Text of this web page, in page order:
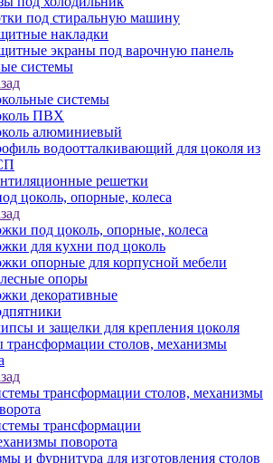
под стиральную машину
накладки
экраны под варочную панель
системы
системы
ПВХ
алюминиевый
водоотталкивающий для цоколя из
решетки
цоколь, опорные, колеса
под цоколь, опорные, колеса
для кухни под цоколь
опорные для корпусной мебели
опоры
декоративные
и защелки для крепления цоколя
трансформации столов, механизмы
трансформации столов, механизмы
трансформации
поворота
и фурнитура для изготовления столов